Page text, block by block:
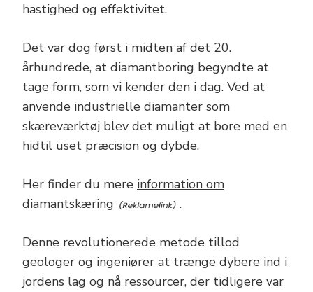
hastighed og effektivitet.
Det var dog først i midten af det 20.
århundrede, at diamantboring begyndte at
tage form, som vi kender den i dag. Ved at
anvende industrielle diamanter som
skæreværktøj blev det muligt at bore med en
hidtil uset præcision og dybde.
Her finder du mere information om
diamantskæring
.
Denne revolutionerede metode tillod
geologer og ingeniører at trænge dybere ind i
jordens lag og nå ressourcer, der tidligere var